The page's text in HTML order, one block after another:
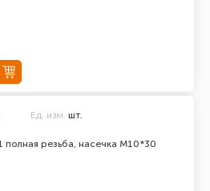
полная резьба, насечка М10*30
Ед. изм. шт.